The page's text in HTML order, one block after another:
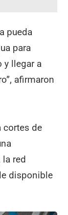
pueda
para
y llegar a
afirmaron
cortes de
red
disponible